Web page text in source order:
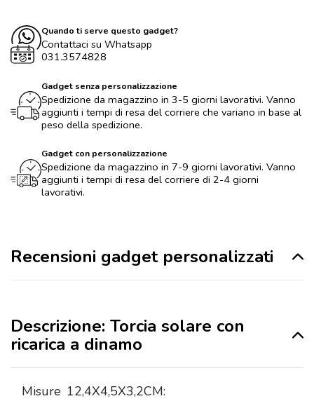
Quando ti serve questo gadget?
Contattaci su Whatsapp
031.3574828
Gadget senza personalizzazione
Spedizione da magazzino in 3-5 giorni lavorativi. Vanno
aggiunti i tempi di resa del corriere che variano in base al
peso della spedizione.
Gadget con personalizzazione
Spedizione da magazzino in 7-9 giorni lavorativi. Vanno
aggiunti i tempi di resa del corriere di 2-4 giorni
lavorativi.
Recensioni gadget personalizzati
Descrizione: Torcia solare con
ricarica a dinamo
Misure 12,4X4,5X3,2CM: